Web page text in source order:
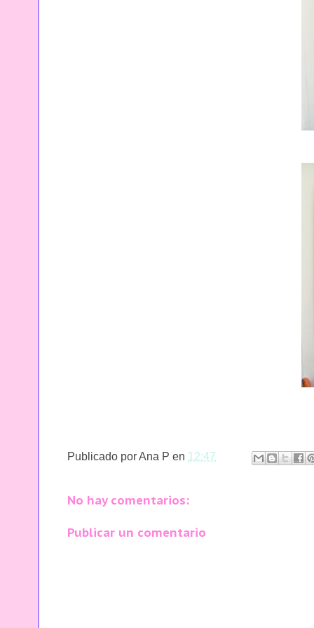
Publicado porAna P en 12:47
No hay comentarios:
Publicar un comentario